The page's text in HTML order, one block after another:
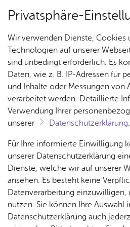
Über­sicht Bür­ger &
Rat­
haus &
Bür­
ger­
ser­vice
Rat­
häu­ser
Nach­
rich­
ten,
Vi­de­os
& Bil­
der
Me­di­
Jobs
Stel­
len­an­
ge­bo­te
Aus­bil­
dung &
Stu­di­
Ar­chiv
Ter­min spei­chern
Mon­tag, 14.
Oliver Stellerspricht und singt
Gedichte, Briefe, Leben mit
Privatsphäre-
Wir verwenden Dienste, Cookies
Technologien auf unserer
sind unbedingt erforderlich. Es
Daten, wie z. B. IP-Adressen für
und Inhalte oder Messungen von
verarbeitet werden. Detaillierte
Verwendung Ihrer
unserer
Datenschutzerklärung.
Für Ihre informierte Einwilligung
unserer Datenschutzerklärung
Dienste, welche wir auf unserer
ansehen. Es besteht keine
Datenverarbeitung einzuwilligen,
nutzen. Sie können Ihre Auswahl
Datenschutzerklärung auch